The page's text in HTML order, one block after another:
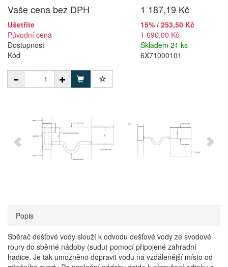
Vaše cena bez DPH
1 187,19 Kč
Ušetříte
15% / 253,50 Kč
Původní cena
1 690,00 Kč
Dostupnost
Skladem 21 ks
Kód
6X71000101
Popis
Sběrač dešťové vody slouží k odvodu dešťové vody ze svodové
roury do sběrné nádoby (sudu) pomocí připojené zahradní
hadice. Je tak umožněno dopravit vodu na vzdálenější místo od